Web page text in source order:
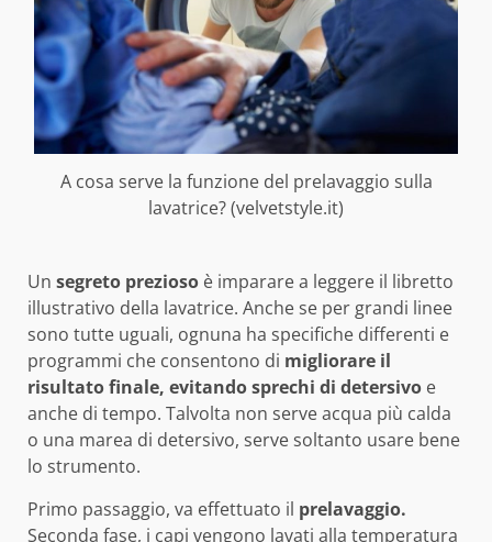
A cosa serve la funzione del prelavaggio sulla
lavatrice? (velvetstyle.it)
Un segreto prezioso è imparare a leggere il libretto
illustrativo della lavatrice. Anche se per grandi linee
sono tutte uguali, ognuna ha specifiche differenti e
programmi che consentono di migliorare il
risultato finale, evitando sprechi di detersivo e
anche di tempo. Talvolta non serve acqua più calda
o una marea di detersivo, serve soltanto usare bene
lo strumento.
Primo passaggio, va effettuato il prelavaggio.
Seconda fase, i capi vengono lavati alla temperatura